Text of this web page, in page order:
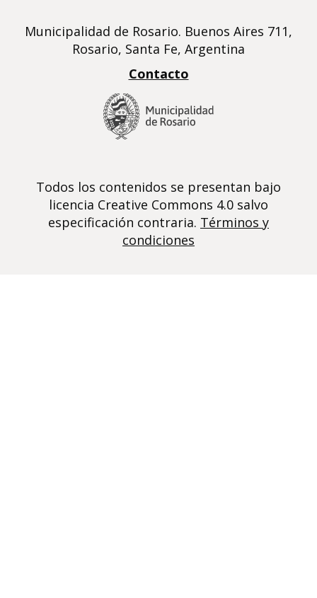
Municipalidad de Rosario. Buenos Aires 711,
Rosario, Santa Fe, Argentina
Contacto
Todos los contenidos se presentan bajo
licencia Creative Commons 4.0 salvo
especificación contraria. Términos y
condiciones